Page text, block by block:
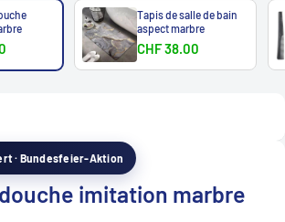
Tapis de salle de bain
aspect marbre
CHF 38.00
· Bundesfeier-Aktion
imitation marbre